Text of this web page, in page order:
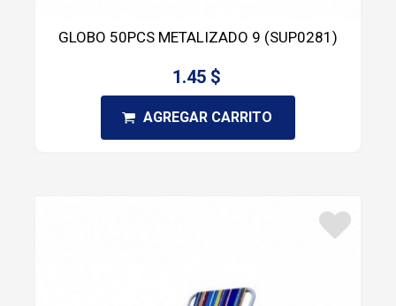
GLOBO 50PCS METALIZADO 9 (SUP0281)
1.45 $
AGREGAR CARRITO